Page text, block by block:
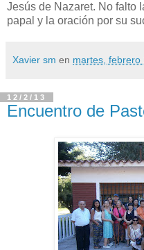
Jesús de Nazaret. No falto
papal y la oración por su
Xavier sm en martes, febrero
12/2/13
Encuentro de